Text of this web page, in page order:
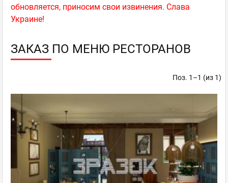
обновляется, приносим свои извинения. Слава
Украине!
ЗАКАЗ ПО МЕНЮ РЕСТОРАНОВ
Поз. 1–1 (из 1)